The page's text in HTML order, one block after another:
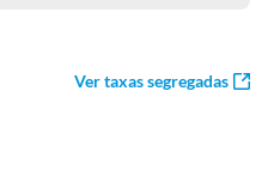
Ver taxas segregadas